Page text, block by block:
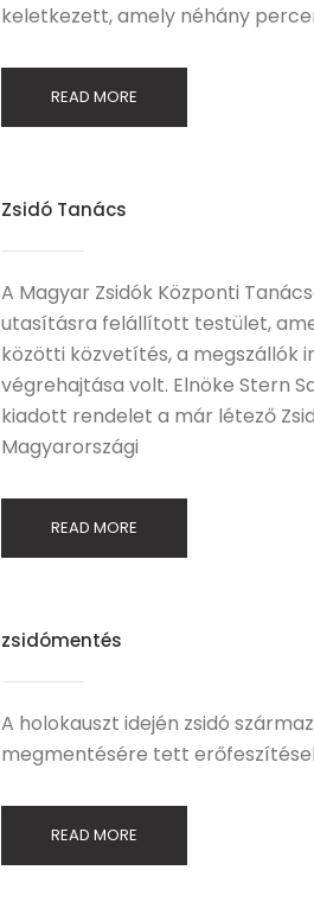
keletkezett, amely néhány
READ MORE
Zsidó Tanács
A Magyar Zsidók Központi
utasításra felállított testület,
közötti közvetítés, a megszállók
végrehajtása volt. Elnöke Stern
kiadott rendelet a már létező
Magyarországi
READ MORE
zsidómentés
A holokauszt idején zsidó
megmentésére tett
READ MORE